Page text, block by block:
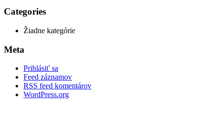
Categories
Žiadne kategórie
Meta
Prihlásiť sa
Feed záznamov
RSS feed komentárov
WordPress.org